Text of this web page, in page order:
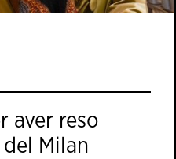
aver reso
Milan